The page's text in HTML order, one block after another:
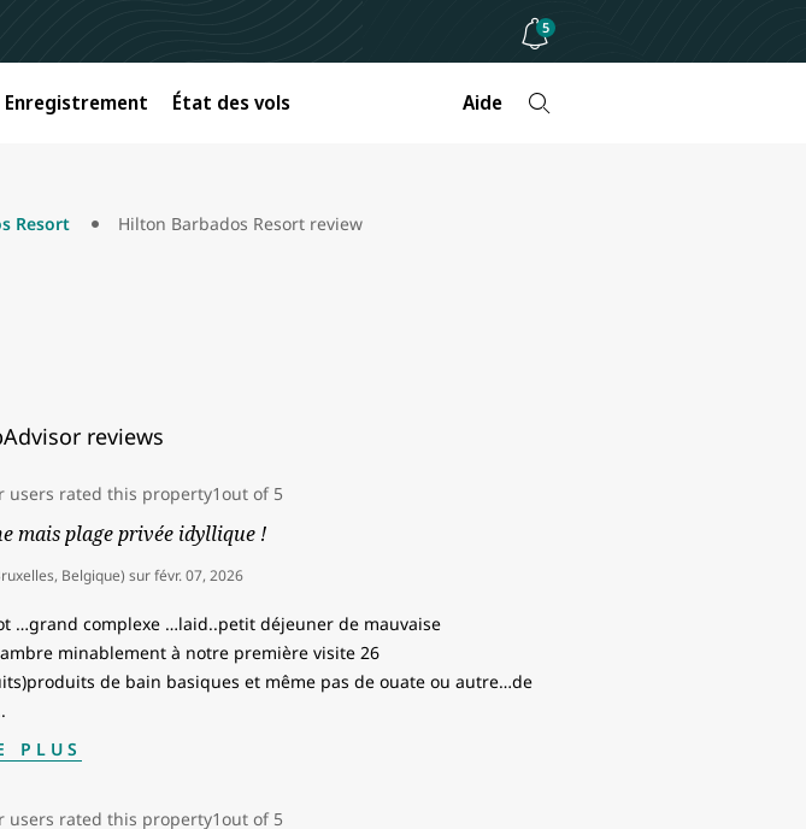
5
Enregistrement État des vols Aide
Resort Hilton Barbados Resort review
reviews
mais plage privée idyllique !
Belgique) surfévr. 07, 2026
…grand complexe …laid..petit déjeuner de mauvaise
minablement à notre première visite 26
de bain basiques et même pas de ouate ou autre…de
PLUS